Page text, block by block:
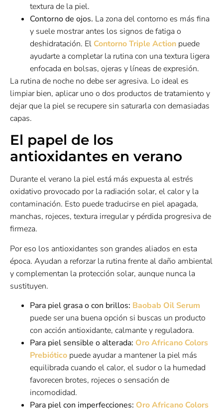
textura de la piel.
Contorno de ojos. La zona del contorno es más fina
y suele mostrar antes los signos de fatiga o
deshidratación. El Contorno Triple Action puede
ayudarte a completar la rutina con una textura ligera
enfocada en bolsas, ojeras y líneas de expresión.
La rutina de noche no debe ser agresiva. Lo ideal es
limpiar bien, aplicar uno o dos productos de tratamiento y
dejar que la piel se recupere sin saturarla con demasiadas
capas.
El papel de los
antioxidantes en verano
Durante el verano la piel está más expuesta al estrés
oxidativo provocado por la radiación solar, el calor y la
contaminación. Esto puede traducirse en piel apagada,
manchas, rojeces, textura irregular y pérdida progresiva de
firmeza.
Por eso los antioxidantes son grandes aliados en esta
época. Ayudan a reforzar la rutina frente al daño ambiental
y complementan la protección solar, aunque nunca la
sustituyen.
Para piel grasa o con brillos: Baobab Oil Serum
puede ser una buena opción si buscas un producto
con acción antioxidante, calmante y reguladora.
Para piel sensible o alterada: Oro Africano Colors
Prebiótico puede ayudar a mantener la piel más
equilibrada cuando el calor, el sudor o la humedad
favorecen brotes, rojeces o sensación de
incomodidad.
Para piel con imperfecciones: Oro Africano Colors